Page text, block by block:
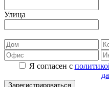
Улица
Я согласен с
Зарегистрироваться